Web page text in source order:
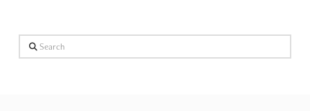
Search